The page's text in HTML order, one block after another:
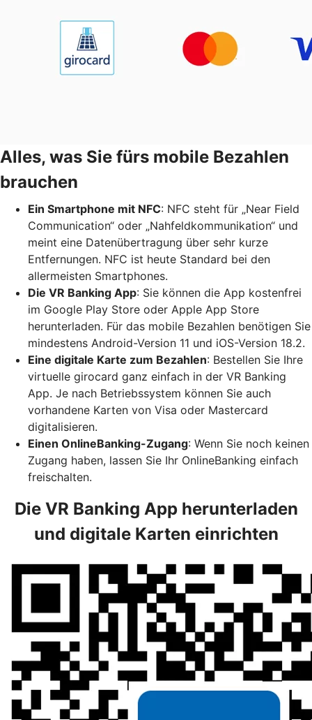
Alles, was Sie fürs mobile Bezahlen
brauchen
Ein Smartphone mit NFC: NFC steht für „Near Field
Communication“ oder „Nahfeldkommunikation“ und
meint eine Datenübertragung über sehr kurze
Entfernungen. NFC ist heute Standard bei den
allermeisten Smartphones.
Die VR Banking App: Sie können die App kostenfrei
im Google Play Store oder Apple App Store
herunterladen. Für das mobile Bezahlen benötigen Sie
mindestens Android-Version 11 und iOS-Version 18.2.
Eine digitale Karte zum Bezahlen: Bestellen Sie Ihre
virtuelle girocard ganz einfach in der VR Banking
App. Je nach Betriebssystem können Sie auch
vorhandene Karten von Visa oder Mastercard
digitalisieren.
Einen OnlineBanking-Zugang: Wenn Sie noch keinen
Zugang haben, lassen Sie Ihr OnlineBanking einfach
freischalten.
Die VR Banking App herunterladen
und digitale Karten einrichten